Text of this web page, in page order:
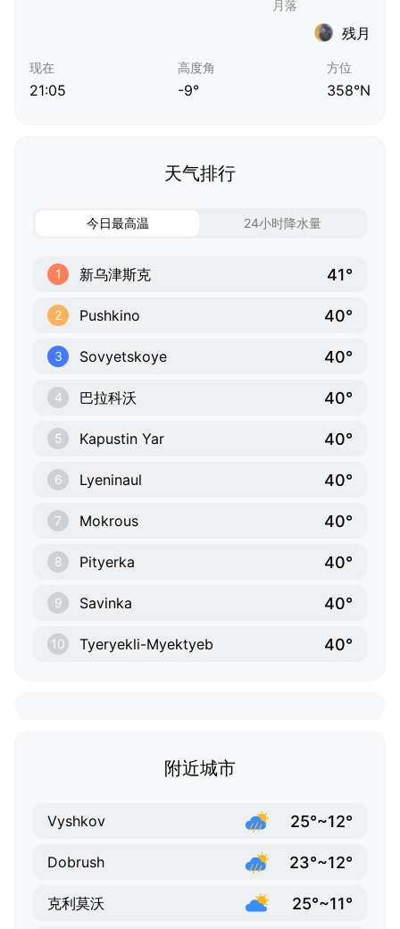
残月
现在
21:05
高度角
-9°
方位
358°N
天气排行
今日最高温 24小时降水量
1 新乌津斯克 41°
2 Pushkino 40°
3 Sovyetskoye 40°
4 巴拉科沃 40°
5 Kapustin Yar 40°
6 Lyeninaul 40°
7 Mokrous 40°
8 Pityerka 40°
9 Savinka 40°
10 Tyeryekli-Myektyeb 40°
附近城市
Vyshkov 25°~12°
Dobrush 23°~12°
克利莫沃 25°~11°